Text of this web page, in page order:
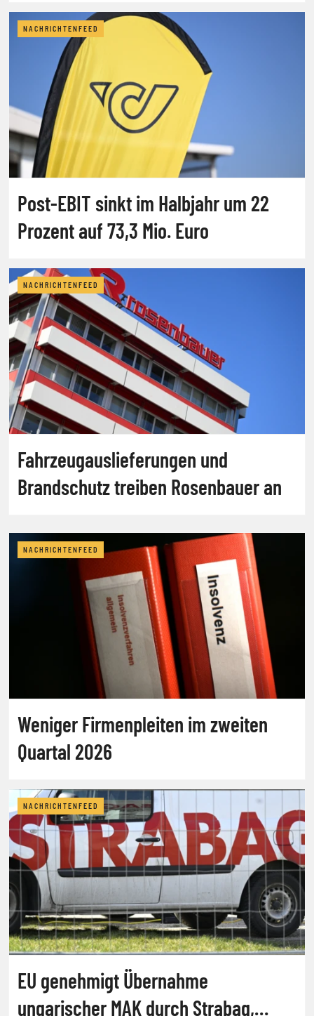
NACHRICHTENFEED
Post-EBIT sinkt im Halbjahr um 22
Prozent auf 73,3 Mio. Euro
NACHRICHTENFEED
Fahrzeugauslieferungen und
Brandschutz treiben Rosenbauer an
NACHRICHTENFEED
Weniger Firmenpleiten im zweiten
Quartal 2026
NACHRICHTENFEED
EU genehmigt Übernahme
ungarischer MAK durch Strabag,